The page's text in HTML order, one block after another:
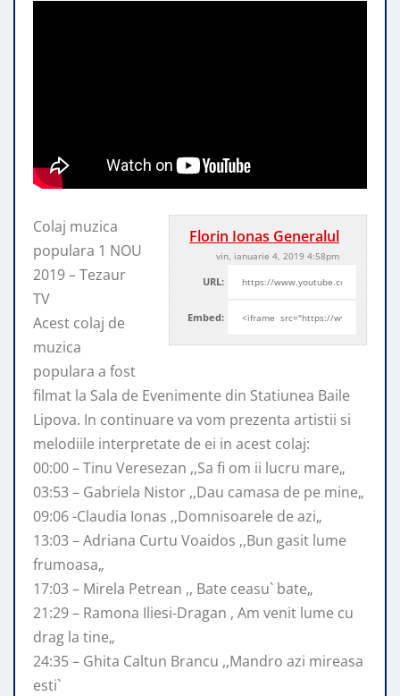
Florin Ionas Generalul
vin, ianuarie 4, 2019 4:58pm
URL:
Embed:
Colaj muzica
populara 1 NOU
2019 – Tezaur
TV
Acest colaj de
muzica
populara a fost
filmat la Sala de Evenimente din Statiunea Baile
Lipova. In continuare va vom prezenta artistii si
melodiile interpretate de ei in acest colaj:
00:00 – Tinu Veresezan ,,Sa fi om ii lucru mare„
03:53 – Gabriela Nistor ,,Dau camasa de pe mine„
09:06 -Claudia Ionas ,,Domnisoarele de azi„
13:03 – Adriana Curtu Voaidos ,,Bun gasit lume
frumoasa„
17:03 – Mirela Petrean ,, Bate ceasu` bate„
21:29 – Ramona Iliesi-Dragan , Am venit lume cu
drag la tine„
24:35 – Ghita Caltun Brancu ,,Mandro azi mireasa
esti`